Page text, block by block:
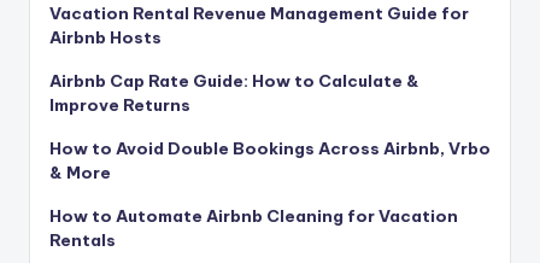
Vacation Rental Revenue Management Guide for
Airbnb Hosts
Airbnb Cap Rate Guide: How to Calculate &
Improve Returns
How to Avoid Double Bookings Across Airbnb, Vrbo
& More
How to Automate Airbnb Cleaning for Vacation
Rentals